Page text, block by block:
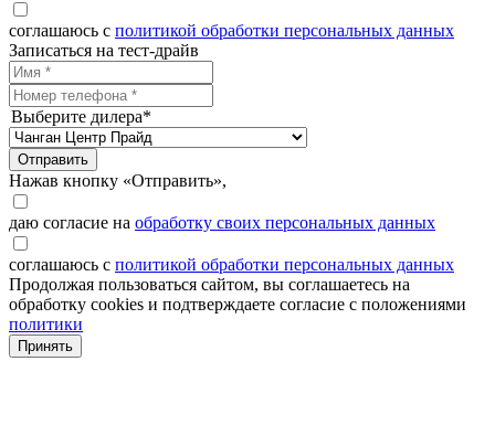
соглашаюсь с политикой обработки персональных данных
Записаться на тест-драйв
Выберите дилера*
Отправить
Нажав кнопку «Отправить»,
даю согласие на обработку своих персональных данных
соглашаюсь с политикой обработки персональных данных
Продолжая пользоваться сайтом, вы соглашаетесь на
обработку cookies и подтверждаете согласие с положениями
политики
Принять